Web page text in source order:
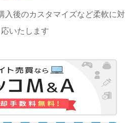
入後のカスタマイズなど柔軟に対
応いたします